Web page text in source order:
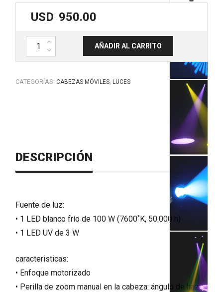
USD 950.00
Cabezal móvil 100W LED + UV FOCUS SPOT TWO. ADJ. cantidad
AÑADIR AL CARRITO
CATEGORÍAS: CABEZAS MÓVILES LUCES
DESCRIPCIÓN
Fuente de luz:
• 1 LED blanco frío de 100 W (7600˚K, 50.000 h)
• 1 LED UV de 3 W
caracteristicas:
• Enfoque motorizado
• Perilla de zoom manual en la cabeza: ángulo de haz